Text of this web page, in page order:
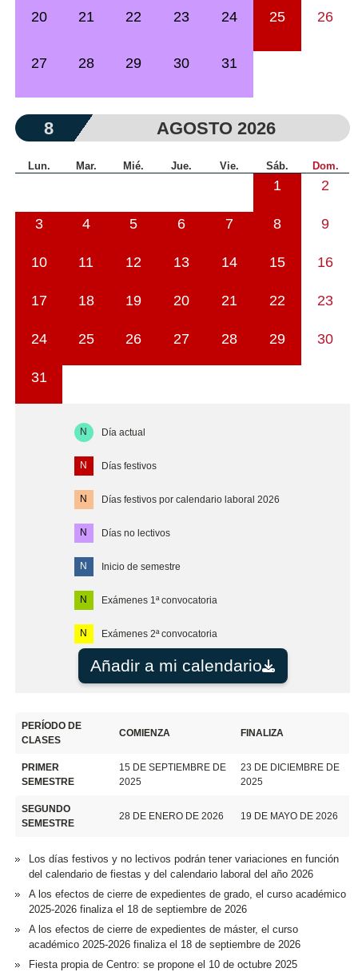
20 21 22 23 24 25 26
27 28 29 30 31
8 AGOSTO 2026
Lun. Mar. Mié. Jue. Vie. Sáb. Dom.
1 2
3 4 5 6 7 8 9
10 11 12 13 14 15 16
17 18 19 20 21 22 23
24 25 26 27 28 29 30
31
N Día actual
N Días festivos
N Días festivos por calendario laboral 2026
N Días no lectivos
N Inicio de semestre
N Exámenes 1ª convocatoria
N Exámenes 2ª convocatoria
Añadir a mi calendario
PERÍODO DE
CLASES
COMIENZA FINALIZA
PRIMER
SEMESTRE
15 DE SEPTIEMBRE DE
2025
23 DE DICIEMBRE DE
2025
SEGUNDO
SEMESTRE
28 DE ENERO DE 2026 19 DE MAYO DE 2026
Los días festivos y no lectivos podrán tener variaciones en función
del calendario de fiestas y del calendario laboral del año 2026
A los efectos de cierre de expedientes de grado, el curso académico
2025-2026 finaliza el 18 de septiembre de 2026
A los efectos de cierre de expedientes de máster, el curso
académico 2025-2026 finaliza el 18 de septiembre de 2026
Fiesta propia de Centro: se propone el 10 de octubre 2025